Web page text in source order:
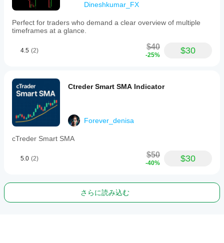
Dineshkumar_FX
Perfect for traders who demand a clear overview of multiple
timeframes at a glance.
4.5 (2) $40
-25% $30
Ctreder Smart SMA Indicator
Forever_denisa
cTreder Smart SMA
5.0 (2) $50
-40% $30
さらに読み込む